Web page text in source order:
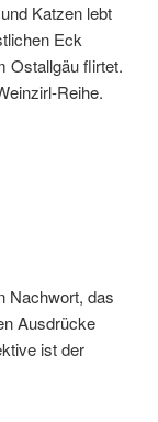
Katzen lebt
Eck
Ostallgäu flirtet.
Reihe.
Nachwort, das
Ausdrücke
ist der